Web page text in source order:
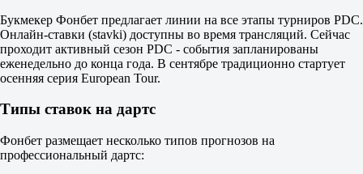
Букмекер Фонбет предлагает линии на все этапы турниров PDC.
Онлайн-ставки (stavki) доступны во время трансляций. Сейчас
проходит активный сезон PDC - события запланированы
еженедельно до конца года. В сентябре традиционно стартует
осенняя серия European Tour.
Типы ставок на дартс
Фонбет размещает несколько типов прогнозов на
профессиональный дартс: